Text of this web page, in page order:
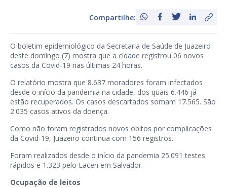
Compartilhe:
O boletim epidemiológico da Secretaria de Saúde de Juazeiro
deste domingo (7) mostra que a cidade registrou 06 novos
casos da Covid-19 nas últimas 24 horas.
O relatório mostra que 8.637 moradores foram infectados
desde o início da pandemia na cidade, dos quais 6.446 já
estão recuperados. Os casos descartados somam 17.565. São
2.035 casos ativos da doença.
Como não foram registrados novos óbitos por complicações
da Covid-19, Juazeiro continua com 156 registros.
Foram realizados desde o início da pandemia 25.091 testes
rápidos e 1.323 pelo Lacen em Salvador.
Ocupação de leitos